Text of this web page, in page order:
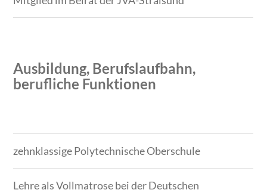
Ausbildung, Berufslaufbahn,
berufliche Funktionen
Zeitraum
Tätigkeit
zehnklassige Polytechnische Oberschule
Lehre als Vollmatrose bei der Deutschen